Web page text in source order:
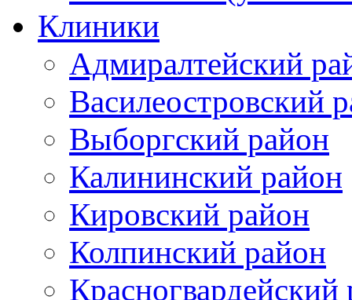
Клиники
Адмиралтейский
Василеостровский
Выборгский район
Калининский район
Кировский район
Колпинский район
Красногвардейский